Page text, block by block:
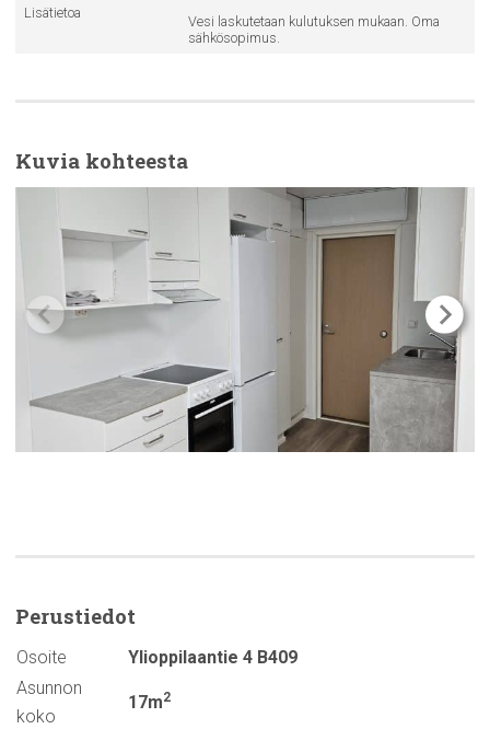
Lisätietoa
Vesi laskutetaan kulutuksen mukaan. Oma
sähkösopimus.
Kuvia kohteesta
Perustiedot
Osoite
Ylioppilaantie 4 B409
Asunnon
koko
17m2